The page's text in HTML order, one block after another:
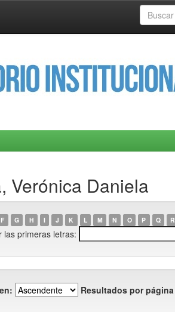
Verónica Daniela
F G H I J K L M N O P Q R
las primeras letras:
Resultados por página